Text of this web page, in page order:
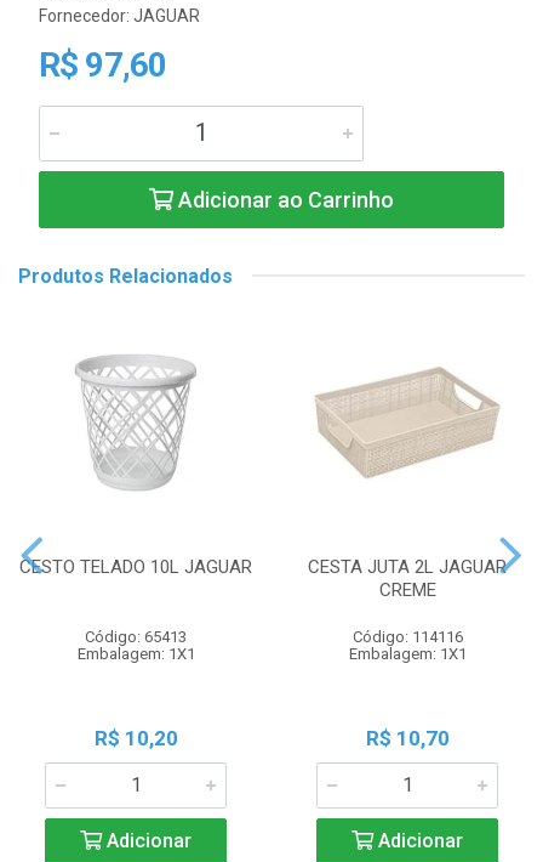
Fornecedor: JAGUAR
R$ 97,60
Adicionar ao Carrinho
Produtos Relacionados
CESTO TELADO 10L JAGUAR
Código: 65413
Embalagem: 1X1
R$ 10,20
Adicionar
CESTA JUTA 2L JAGUAR
CREME
Código: 114116
Embalagem: 1X1
R$ 10,70
Adicionar